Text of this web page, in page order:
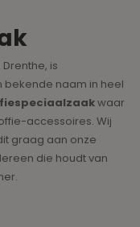
is
bekende naam in heel
waar
accessoires. Wij
graag aan onze
die houdt van